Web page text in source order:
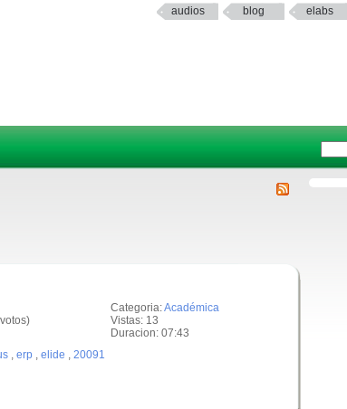
audios blog elabs
Categoria:Académica
Vistas: 13
Duracion: 07:43
, erp , elide , 20091